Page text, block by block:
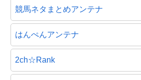
競馬ネタまとめアンテナ
はんぺんアンテナ
2ch☆Rank